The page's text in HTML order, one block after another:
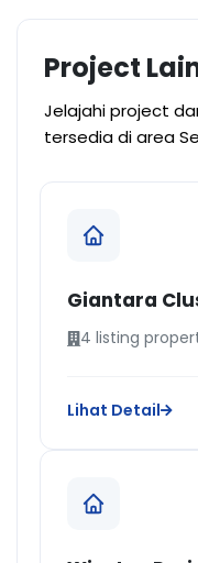
Project
Jelajahi project
tersedia di area
Giantara
4 listing
Lihat Detail